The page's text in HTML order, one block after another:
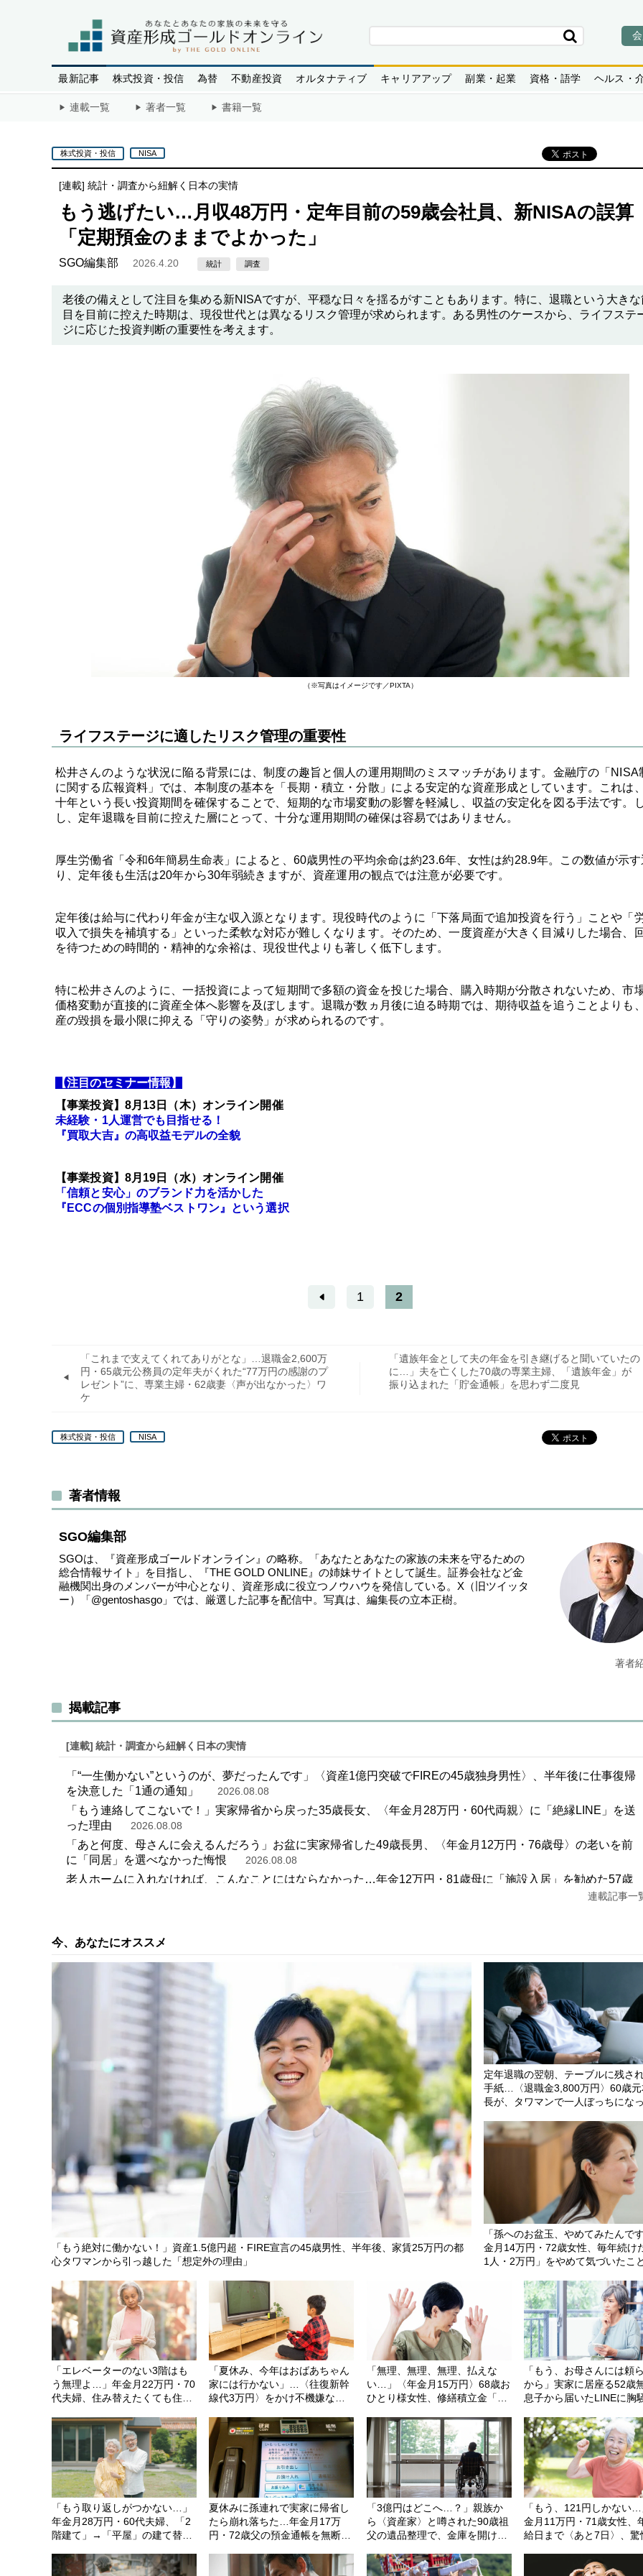
最新記事 株式投資・投信 為替 不動産投資 オルタナティブ キャリアアップ 副業・起業 資格・語学 ヘルス・
連載一覧 著者一覧 書籍一覧
株式投資・投信 NISA
[連載] 統計・調査から紐解く日本の実情
もう逃げたい…月収48万円・定年目前の59歳会社員、新NISAの誤算
「定期預金のままでよかった」
SGO編集部 2026.4.20 統計 調査
老後の備えとして注目を集める新NISAですが、平穏な日々を揺るがすこともあります。特に、退職という大きな
目を目前に控えた時期は、現役世代とは異なるリスク管理が求められます。ある男性のケースから、ライフステ
ジに応じた投資判断の重要性を考えます。
（※写真はイメージです／PIXTA）
ライフステージに適したリスク管理の重要性
松井さんのような状況に陥る背景には、制度の趣旨と個人の運用期間のミスマッチがあります。金融庁の「NISA
に関する広報資料」では、本制度の基本を「長期・積立・分散」による安定的な資産形成としています。これは
十年という長い投資期間を確保することで、短期的な市場変動の影響を軽減し、収益の安定化を図る手法です。
し、定年退職を目前に控えた層にとって、十分な運用期間の確保は容易ではありません。
厚生労働省「令和6年簡易生命表」によると、60歳男性の平均余命は約23.6年、女性は約28.9年。この数値が示
り、定年後も生活は20年から30年弱続きますが、資産運用の観点では注意が必要です。
定年後は給与に代わり年金が主な収入源となります。現役時代のように「下落局面で追加投資を行う」ことや「
収入で損失を補填する」といった柔軟な対応が難しくなります。そのため、一度資産が大きく目減りした場合、
を待つための時間的・精神的な余裕は、現役世代よりも著しく低下します。
特に松井さんのように、一括投資によって短期間で多額の資金を投じた場合、購入時期が分散されないため、市
価格変動が直接的に資産全体へ影響を及ぼします。退職が数ヵ月後に迫る時期では、期待収益を追うことよりも
産の毀損を最小限に抑える「守りの姿勢」が求められるのです。
【注目のセミナー情報】
【事業投資】8月13日（木）オンライン開催
未経験・1人運営でも目指せる！
『買取大吉』の高収益モデルの全貌
【事業投資】8月19日（水）オンライン開催
「信頼と安心」のブランド力を活かした
『ECCの個別指導塾ベストワン』という選択
1 2
「これまで支えてくれてありがとな」…退職金2,600万
円・65歳元公務員の定年夫がくれた“77万円の感謝のプ
レゼント”に、専業主婦・62歳妻〈声が出なかった〉ワ
ケ
「遺族年金として夫の年金を引き継げると聞いていたの
に…」夫を亡くした70歳の専業主婦、「遺族年金」が
振り込まれた「貯金通帳」を思わず二度見
株式投資・投信 NISA
著者情報
SGO編集部
SGOは、『資産形成ゴールドオンライン』の略称。「あなたとあなたの家族の未来を守るための
総合情報サイト」を目指し、『THE GOLD ONLINE』の姉妹サイトとして誕生。証券会社など金
融機関出身のメンバーが中心となり、資産形成に役立つノウハウを発信している。X（旧ツイッタ
ー）
「@gentoshasgo」 では、厳選した記事を配信中。写真は、編集長の立本正樹。
著者
揭載記事
[連載] 統計・調査から紐解く日本の実情
「“一生働かない”というのが、夢だったんです」〈資産1億円突破でFIREの45歳独身男性〉、半年後に仕事復帰
を決意した「1通の通知」
2026.08.08
「もう連絡してこないで！」実家帰省から戻った35歳長女、〈年金月28万円・60代両親〉に「絶縁LINE」を送
った理由
2026.08.08
「あと何度、母さんに会えるんだろう」お盆に実家帰省した49歳長男、〈年金月12万円・76歳母〉の老いを前
に「同居」を選べなかった悔恨
2026.08.08
老人ホームに入れなければ、こんなことにはならなかった…年金12万円・81歳母に「施設入居」を勧めた57歳
連載記事一
今、あなたにオススメ
「もう絶対に働かない！」資産1.5億円超・FIRE宣言の45歳男性、半年後、家賃25万円の都
心タワマンから引っ越した「想定外の理由」
定年退職の翌朝、テーブルに残さ
手紙…〈退職金3,800万円〉60歳
長が、タワマンで一人ぼっちにな
「孫へのお盆玉、やめてみたんで
金月14万円・72歳女性、毎年続け
1人・2万円」をやめて気づいたこ
「エレベーターのない3階はも
う無理よ…」年金月22万円・70
代夫婦、住み替えたくても住み
「夏休み、今年はおばあちゃん
家には行かない」…〈往復新幹
線代3万円〉をかけ不機嫌な小6
夫がキレたワケ
「無理、無理、無理、払えな
い…」〈年金月15万円〉68歳お
ひとり様女性、修繕積立金「1
「もう、お母さんには頼
から」実家に居座る52歳
息子から届いたLINEに胸
ない光景」
「もう取り返しがつかない…」
年金月28万円・60代夫婦、「2
階建て」→「平屋」の建て替え
夏休みに孫連れで実家に帰省し
たら崩れ落ちた…年金月17万
円・72歳父の預金通帳を無断で
引き出してる…」と呆然。理由
「3億円はどこへ…？」親族か
ら〈資産家〉と噂された90歳祖
父の遺品整理で、金庫を開けた
「もう、121円しかない
金月11万円・71歳女性、
給日まで〈あと7日〉、驚